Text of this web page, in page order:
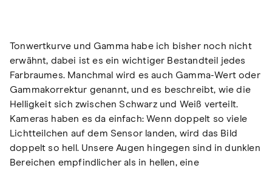
Tonwertkurve und Gamma habe ich bisher noch nicht
erwähnt, dabei ist es ein wichtiger Bestandteil jedes
Farbraumes. Manchmal wird es auch Gamma-Wert oder
Gammakorrektur genannt, und es beschreibt, wie die
Helligkeit sich zwischen Schwarz und Weiß verteilt.
Kameras haben es da einfach: Wenn doppelt so viele
Lichtteilchen auf dem Sensor landen, wird das Bild
doppelt so hell. Unsere Augen hingegen sind in dunklen
Bereichen empfindlicher als in hellen, eine